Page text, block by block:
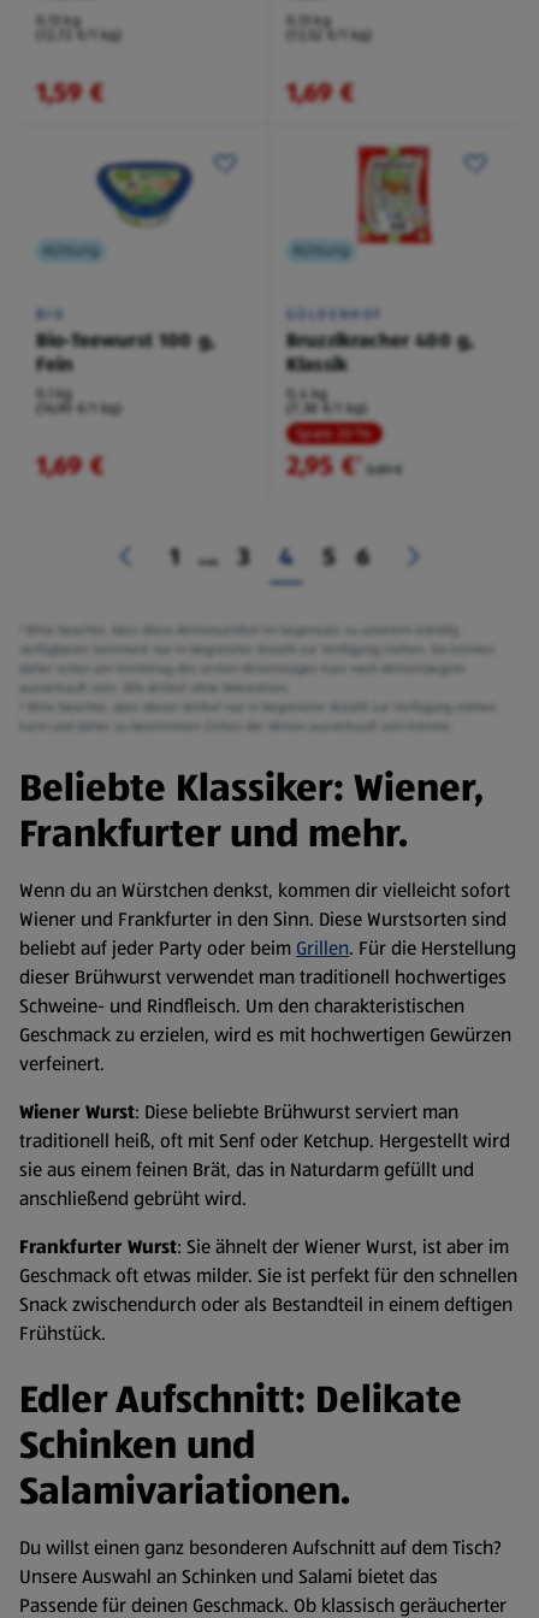
0,13 kg
(12,72 €/1 kg)
1,59 €
0,13 kg
(13,52 €/1 kg)
1,69 €
Kühlung
BIO
Bio-Teewurst 100 g,
Fein
0,1 kg
(16,90 €/1 kg)
1,69 €
Kühlung
GÜLDENHOF
Bruzzlkracher 400 g,
Klassik
0,4 kg
(7,38 €/1 kg)
Spare 20 %
2,95 €² 3,69 €
1 ... 3 4 5 6
¹ Bitte beachte, dass diese Aktionsartikel im Gegensatz zu unserem ständig
daher schon am Vormittag des ersten Aktionstages kurz nach Aktionsbeginn
Beliebte Klassiker: Wiener,
Frankfurter und mehr.
Wenn du an Würstchen denkst, kommen dir vielleicht sofort
Wiener und Frankfurter in den Sinn. Diese Wurstsorten sind
beliebt auf jeder Party oder beim Grillen. Für die Herstellung
dieser Brühwurst verwendet man traditionell hochwertiges
Schweine- und Rindfleisch. Um den charakteristischen
Geschmack zu erzielen, wird es mit hochwertigen Gewürzen
verfeinert.
Wiener Wurst: Diese beliebte Brühwurst serviert man
traditionell heiß, oft mit Senf oder Ketchup. Hergestellt wird
sie aus einem feinen Brät, das in Naturdarm gefüllt und
anschließend gebrüht wird.
Frankfurter Wurst: Sie ähnelt der Wiener Wurst, ist aber im
Geschmack oft etwas milder. Sie ist perfekt für den schnellen
Snack zwischendurch oder als Bestandteil in einem deftigen
Frühstück.
Edler Aufschnitt: Delikate
Schinken und
Salamivariationen.
Du willst einen ganz besonderen Aufschnitt auf dem Tisch?
Unsere Auswahl an Schinken und Salami bietet das
Passende für deinen Geschmack. Ob klassisch geräucherter